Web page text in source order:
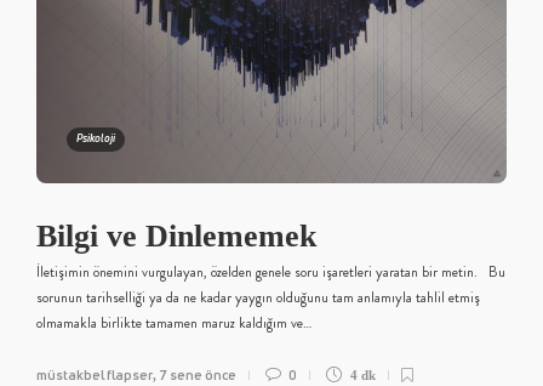
Psikoloji
Bilgi ve Dinlememek
İletişimin önemini vurgulayan, özelden genele soru işaretleri yaratan bir metin. Bu
sorunun tarihselliği ya da ne kadar yaygın olduğunu tam anlamıyla tahlil etmiş
olmamakla birlikte tamamen maruz kaldığım ve…
müstakbel flapser, 7 sene önce 0 4 dk